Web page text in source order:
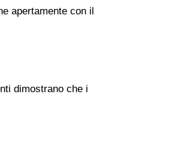
apertamente con il
dimostrano che i